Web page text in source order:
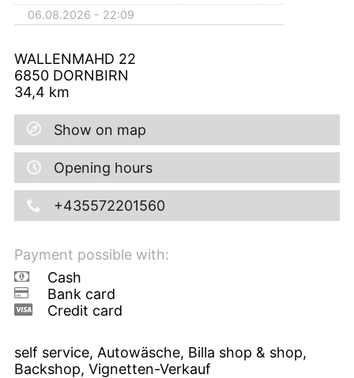
06.08.2026 - 22:09
WALLENMAHD 22
6850 DORNBIRN
34,4 km
Show on map
Opening hours
+435572201560
Payment possible with:
Cash
Bank card
Credit card
self service, Autowäsche, Billa shop & shop,
Backshop, Vignetten-Verkauf